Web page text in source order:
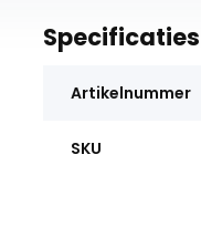
Specificaties
Artikelnummer
SKU